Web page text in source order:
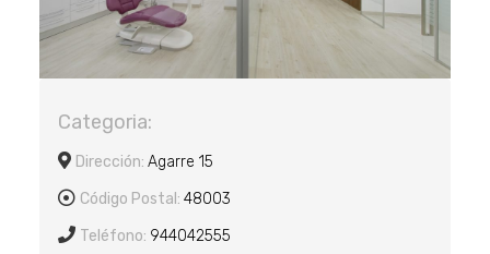
Categoria:
Dirección: Agarre 15
Código Postal: 48003
Teléfono: 944042555